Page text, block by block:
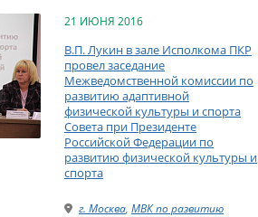
21 ИЮНЯ 2016
В.П. Лукин в зале Исполкома ПКР
провел заседание
Межведомственной комиссии по
развитию адаптивной
физической культуры и спорта
Совета при Президенте
Российской Федерации по
развитию физической культуры и
спорта
г. Москва, МВК по развитию